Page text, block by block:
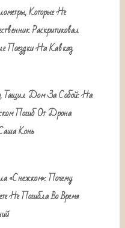
Которые Не
Раскритиковал
Поездки На Кавказ
Тащил Дом За Собой: На
Погиб От Дрона
Конь
«снежком»: Почему
Не Погибла Во Время